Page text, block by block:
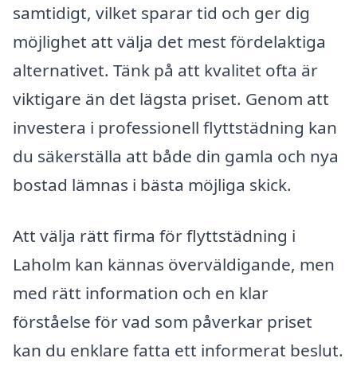
samtidigt, vilket sparar tid och ger dig
möjlighet att välja det mest fördelaktiga
alternativet. Tänk på att kvalitet ofta är
viktigare än det lägsta priset. Genom att
investera i professionell flyttstädning kan
du säkerställa att både din gamla och nya
bostad lämnas i bästa möjliga skick.
Att välja rätt firma för flyttstädning i
Laholm kan kännas överväldigande, men
med rätt information och en klar
förståelse för vad som påverkar priset
kan du enklare fatta ett informerat beslut.